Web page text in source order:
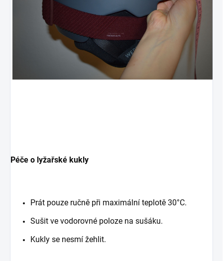
Péče o lyžařské kukly
Prát pouze ručně při maximální teplotě 30°C.
Sušit ve vodorovné poloze na sušáku.
Kukly se nesmí žehlit.